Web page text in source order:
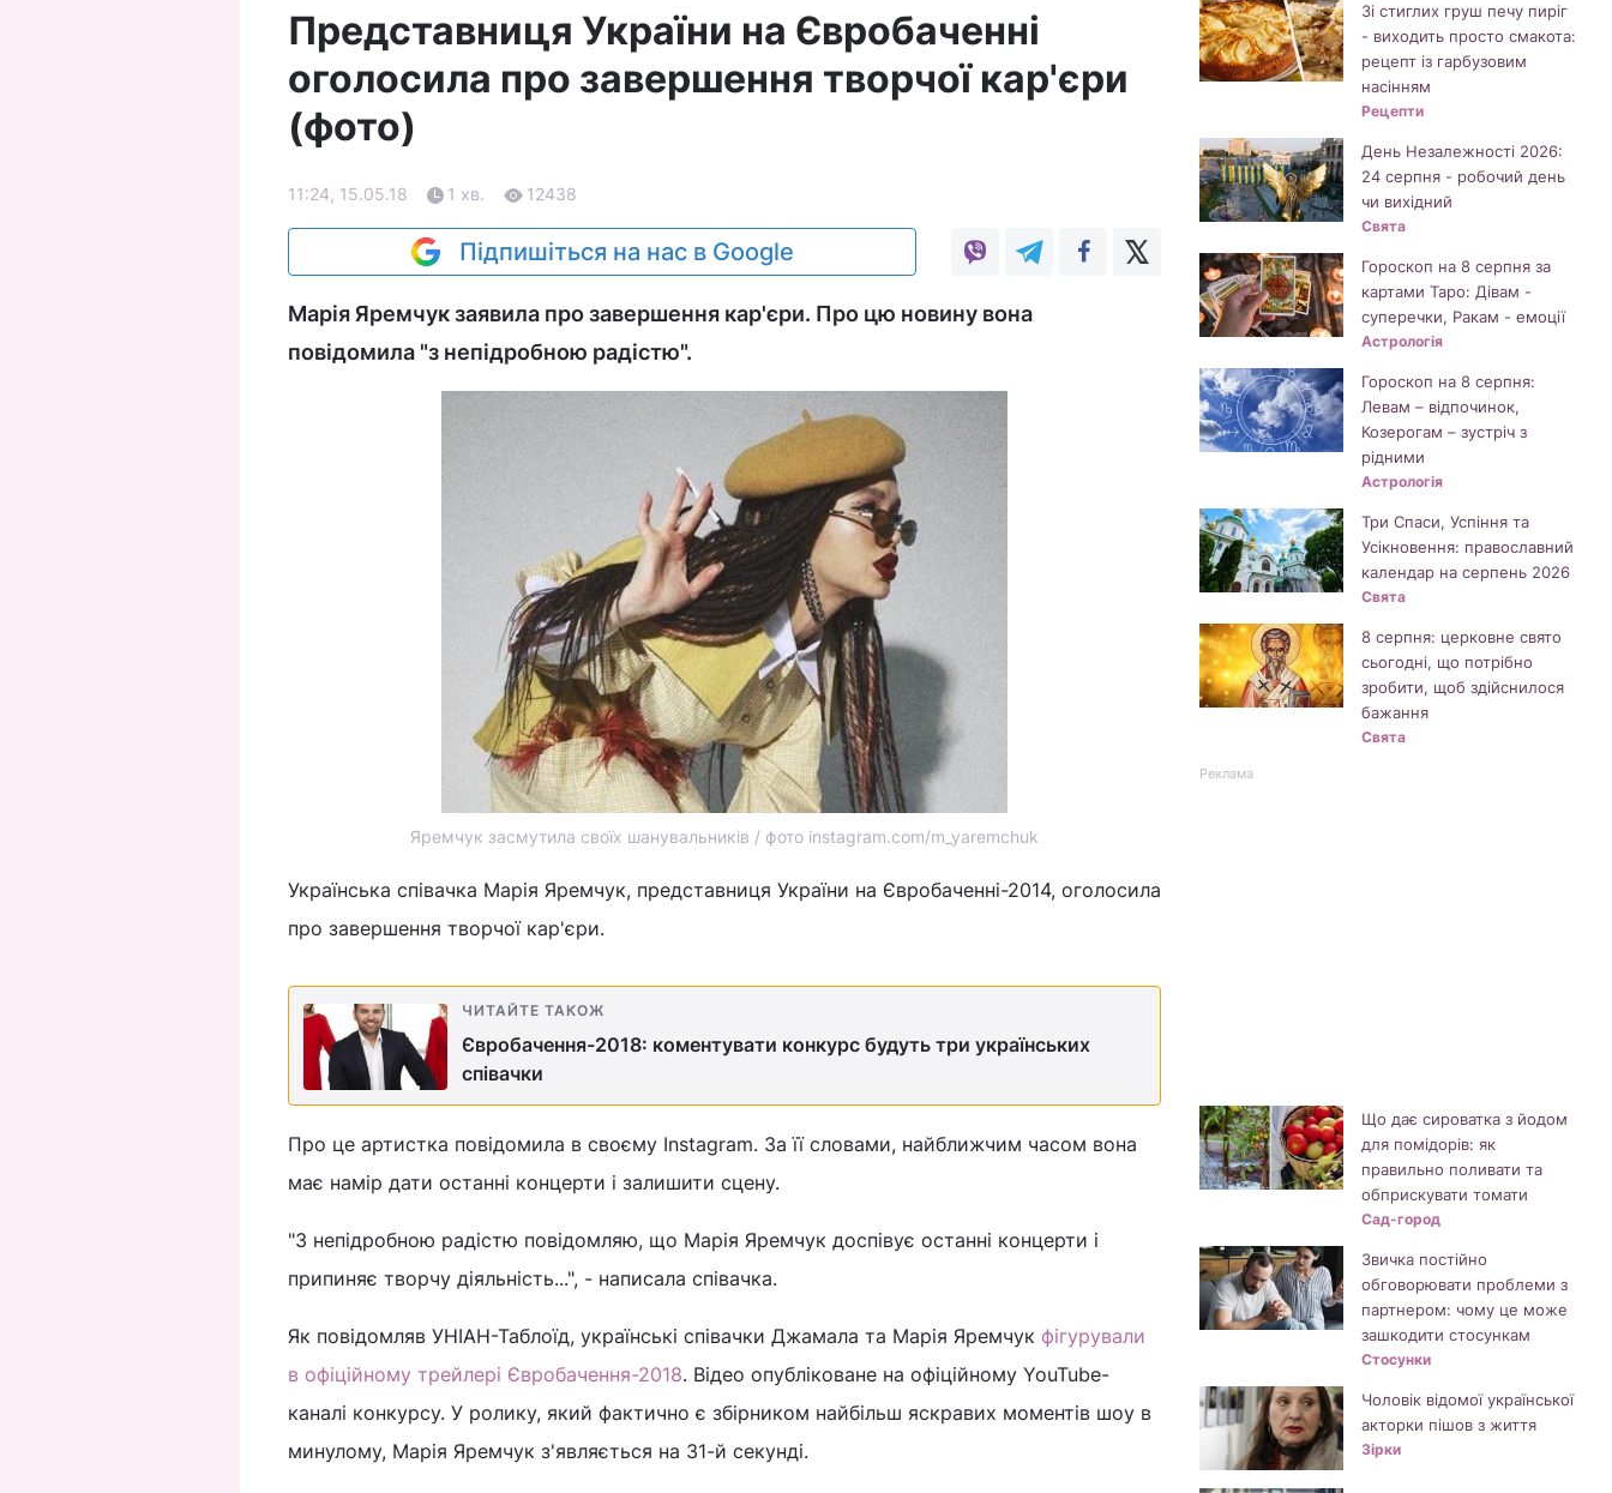
Представниця України на Євробаченні
оголосила про завершення творчої кар'єри
(фото)
11:24, 15.05.18 1 хв. 12438
Підпишіться на нас в Google
Марія Яремчук заявила про завершення кар'єри. Про цю новину вона
повідомила "з непідробною радістю".
Яремчук засмутила своїх шанувальників / фото instagram.com/m_yaremchuk
Українська співачка Марія Яремчук, представниця України на Євробаченні-2014, оголосила
про завершення творчої кар'єри.
ЧИТАЙТЕ ТАКОЖ
Євробачення-2018: коментувати конкурс будуть три українських
співачки
Про це артистка повідомила в своєму Instagram. За її словами, найближчим часом вона
має намір дати останні концерти і залишити сцену.
"З непідробною радістю повідомляю, що Марія Яремчук доспівує останні концерти і
припиняє творчу діяльність...", - написала співачка.
Як повідомляв УНІАН-Таблоїд, українські співачки Джамала та Марія Яремчук фігурували
в офіційному трейлері Євробачення-2018. Відео опубліковане на офіційному YouTube-
каналі конкурсу. У ролику, який фактично є збірником найбільш яскравих моментів шоу в
минулому, Марія Яремчук з'являється на 31-й секунді.
Зі стиглих груш печу пиріг
- виходить просто смакота:
рецепт із гарбузовим
насінням
Рецепти
День Незалежності 2026:
24 серпня - робочий день
чи вихідний
Свята
Гороскоп на 8 серпня за
картами Таро: Дівам -
суперечки, Ракам - емоції
Астрологія
Гороскоп на 8 серпня:
Левам – відпочинок,
Козерогам – зустріч з
рідними
Астрологія
Три Спаси, Успіння та
Усікновення: православний
календар на серпень 2026
Свята
8 серпня: церковне свято
сьогодні, що потрібно
зробити, щоб здійснилося
бажання
Свята
Реклама
Що дає сироватка з йодом
для помідорів: як
правильно поливати та
обприскувати томати
Сад-город
Звичка постійно
обговорювати проблеми з
партнером: чому це може
зашкодити стосункам
Стосунки
Чоловік відомої української
акторки пішов з життя
Зірки